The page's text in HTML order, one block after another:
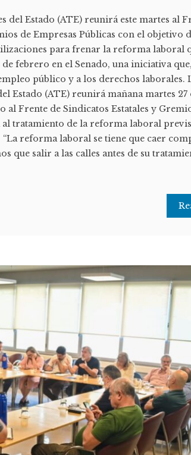
del Estado (ATE) reunirá este martes al
de Empresas Públicas con el objetivo
para frenar la reforma laboral
febrero en el Senado, una iniciativa
público y a los derechos laborales.
Estado (ATE) reunirá mañana martes 27
al Frente de Sindicatos Estatales y
al tratamiento de la reforma laboral
“La reforma laboral se tiene que caer
que salir a las calles antes de su